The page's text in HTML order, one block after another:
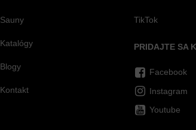
Sauny
Katalógy
Blogy
Kontakt
TikTok
PRIDAJTE SA
Facebook
Instagram
Youtube